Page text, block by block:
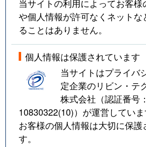
当サイトの利用によってお客
や個人情報が許可なくネット
ることはありません。
個人情報は保護されています
当サイトはプライバ
定企業のリビン・テ
株式会社（認証番号：
10830322(10)）が運営していま
お客様の個人情報は大切に保護
す。